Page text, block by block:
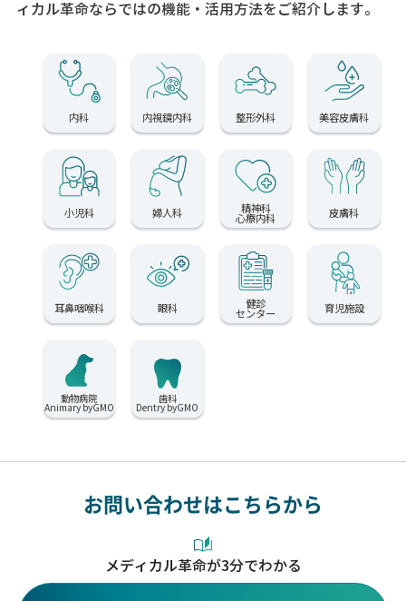
ィカル革命ならではの機能・活用方法をご紹介します。
内科 内視鏡内科 整形外科 美容皮膚科
小児科 婦人科 精神科
心療内科 皮膚科
耳鼻咽喉科 眼科 健診
センター 育児施設
動物病院
Animary byGMO
歯科
Dentry byGMO
お問い合わせはこちらから
メディカル革命が3分でわかる